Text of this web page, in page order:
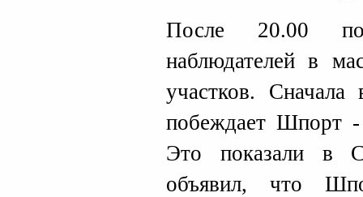
После 20.00
наблюдателей в
участков. Сначала
побеждает Шпорт -
Это показали в
объявил, что